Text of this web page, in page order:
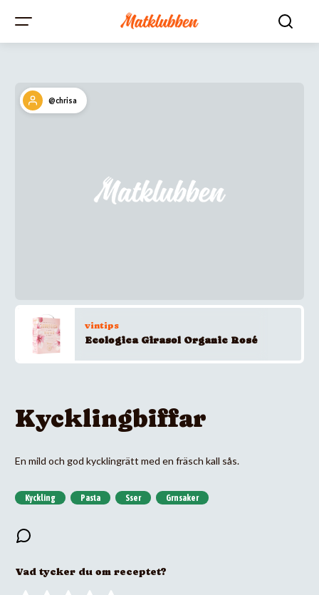
@chrisa
vintips
Ecologica Girasol Organic Rosé
Kycklingbiffar
En mild och god kycklingrätt med en fräsch kall sås.
Kyckling Pasta Sser Grnsaker
Vad tycker du om receptet?